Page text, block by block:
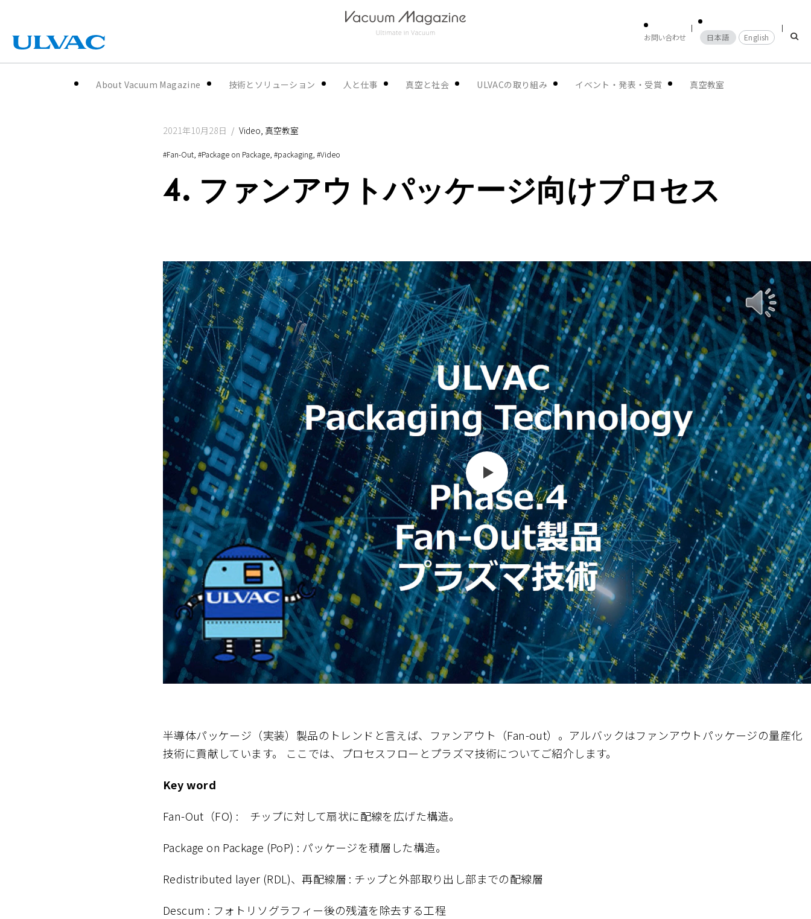
お問い合わせ 日本語 English
About Vacuum Magazine 技術とソリューション 人と仕事 真空と社会 ULVACの取り組み イベント・発表・受賞 真空教室
2021年10月28日 Video 真空教室
#Fan-Out #Package on Package #packaging #Video
4. ファンアウトパッケージ向けプロセス
半導体パッケージ（実装）製品のトレンドと言えば、ファンアウト（Fan-out）。アルバックはファンアウトパッケージの量産化
技術に貢献しています。 ここでは、プロセスフローとプラズマ技術についてご紹介します。
Key word
Fan-Out（FO) : チップに対して扇状に配線を広げた構造。
Package on Package (PoP) : パッケージを積層した構造。
Redistributed layer (RDL)、再配線層 : チップと外部取り出し部までの配線層
Descum : フォトリソグラフィー後の残渣を除去する工程